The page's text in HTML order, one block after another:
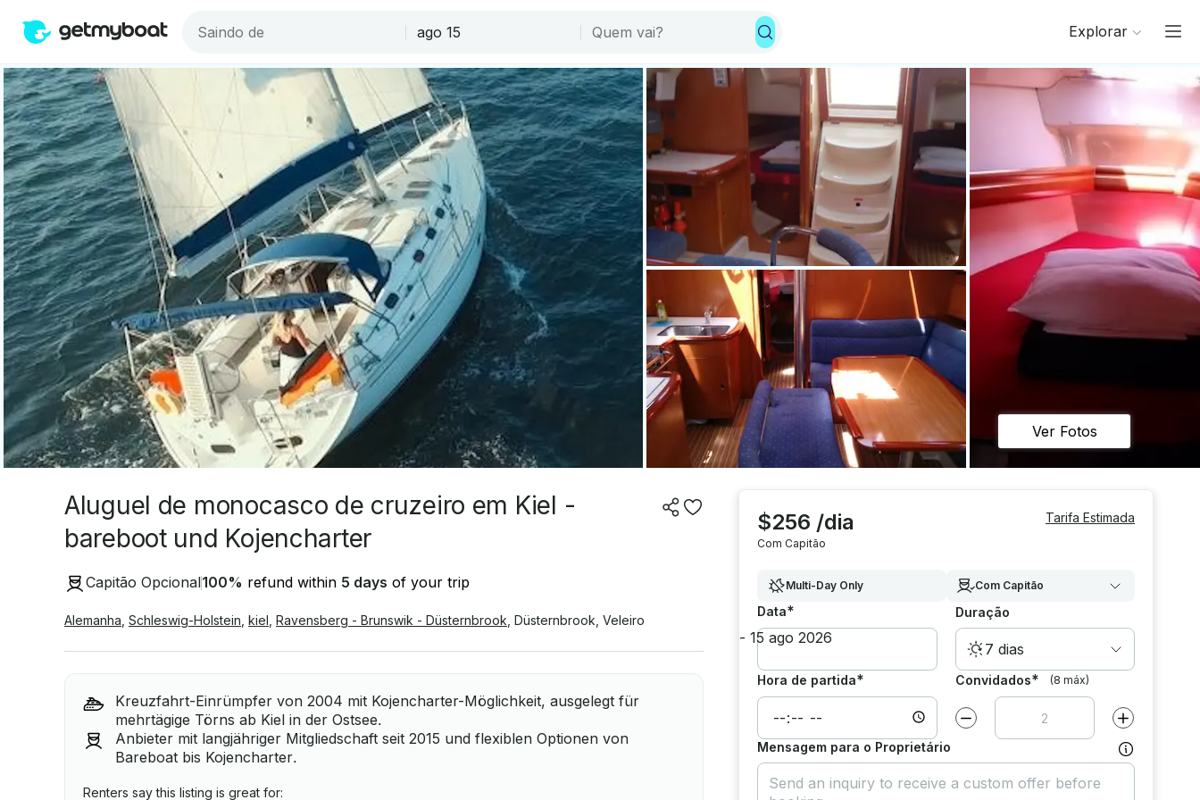
Explorar
Ver Fotos
Aluguel de monocasco de cruzeiro em Kiel -
bareboot und Kojencharter
Capitão Opcional100% refund within 5 days of your trip
Alemanha Schleswig-Holstein kiel Ravensberg - Brunswik - Düsternbrook Düsternbrook Veleiro
Kreuzfahrt-Einrümpfer von 2004 mit Kojencharter-Möglichkeit, ausgelegt für
mehrtägige Törns ab Kiel in der Ostsee.
Anbieter mit langjähriger Mitgliedschaft seit 2015 und flexiblen Optionen von
Bareboat bis Kojencharter.
Renters say this listing is great for:
$256 /dia
Com Capitão
Tarifa Estimada
Multi-Day Only Com Capitão
Data* Duração
7 dias
Hora de partida* Convidados* (8 máx)
Diminuir valor por Aumentar
Mensagem para o Proprietário